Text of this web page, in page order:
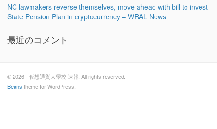
NC lawmakers reverse themselves, move ahead with bill to invest
State Pension Plan in cryptocurrency – WRAL News
最近のコメント
© 2026 - 仮想通貨大學校 速報. All rights reserved.
Beans theme for WordPress.